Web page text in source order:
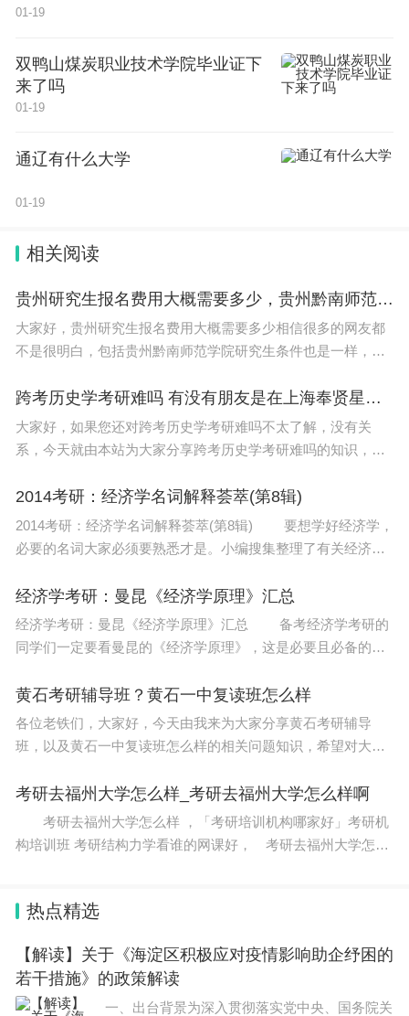
01-19
双鸭山煤炭职业技术学院毕业证下
来了吗
01-19
通辽有什么大学
01-19
相关阅读
贵州研究生报名费用大概需要多少，贵州黔南师范学院研究生条件
大家好，贵州研究生报名费用大概需要多少相信很多的网友都
不是很明白，包括贵州黔南师范学院研究生条件也是一样，不
大概需要多少和贵州黔南师范学院研究生条件
跨考历史学考研难吗 有没有朋友是在上海奉贤星火考的大路啊
大家好，如果您还对跨考历史学考研难吗不太了解，没有关
系，今天就由本站为大家分享跨考历史学考研难吗的知识，包
分析到，还望可以解决大家的问题，下面我们就开始
2014考研：经济学名词解释荟萃(第8辑)
2014考研：经济学名词解释荟萃(第8辑) 要想学好经济学，
必要的名词大家必须要熟悉才是。小编搜集整理了有关经济学
用。 71.成本递增的产业(Increasing-cos
经济学考研：曼昆《经济学原理》汇总
经济学考研：曼昆《经济学原理》汇总 备考经济学考研的
同学们一定要看曼昆的《经济学原理》，这是必要且必备的复
理》各章节的内容，希望对考生有所帮助。
黄石考研辅导班？黄石一中复读班怎么样
各位老铁们，大家好，今天由我来为大家分享黄石考研辅导
班，以及黄石一中复读班怎么样的相关问题知识，希望对大家
支持是我们最大的动力，谢谢大家了哈，下面我们开始吧
考研去福州大学怎么样_考研去福州大学怎么样啊
考研去福州大学怎么样 ，「考研培训机构哪家好」考研机
构培训班 考研结构力学看谁的网课好， 考研去福州大学怎么
热点精选
【解读】关于《海淀区积极应对疫情影响助企纾困的
若干措施》的政策解读
一、出台背景为深入贯彻落实党中央、国务院关